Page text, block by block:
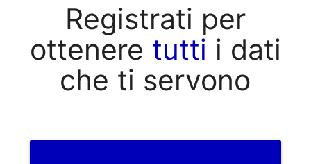
Registrati per
ottenere tutti i dati
che ti servono